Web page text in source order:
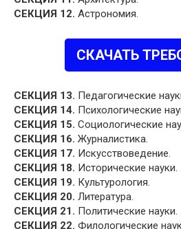
СЕКЦИЯ 12. Астрономия.
СКАЧАТЬ
СЕКЦИЯ 13. Педагогические
СЕКЦИЯ 14. Психологические
СЕКЦИЯ 15. Социологические
СЕКЦИЯ 16. Журналистика.
СЕКЦИЯ 17. Искусствоведение.
СЕКЦИЯ 18. Исторические науки.
СЕКЦИЯ 19. Культурология.
СЕКЦИЯ 20. Литература.
СЕКЦИЯ 21. Политические науки.
СЕКЦИЯ 22. Филологические